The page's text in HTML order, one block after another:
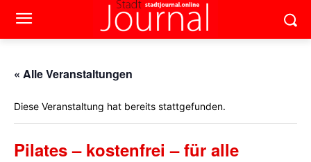
« Alle Veranstaltungen
Diese Veranstaltung hat bereits stattgefunden.
Pilates – kostenfrei – für alle